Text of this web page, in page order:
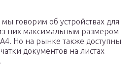
говорим об устройствах для
них максимальным размером
Но на рынке также доступны
документов на листах